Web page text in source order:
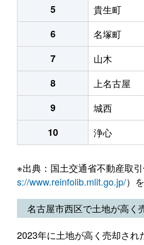
5
貴生町
6
名塚町
7
山木
8
上名古屋
9
城西
10
浄心
※出典：国土交通省不動産取
s://www.reinfolib.mlit.go.jp/）
名古屋市西区で土地が高く
2023年に土地が高く売却され